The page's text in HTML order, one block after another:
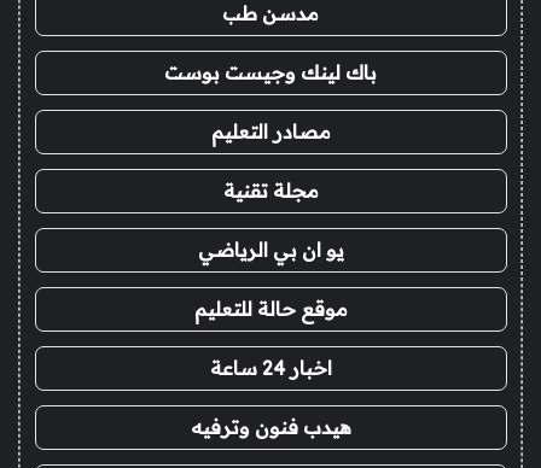
مدسن طب
باك لينك وجيست بوست
مصادر التعليم
مجلة تقنية
يو ان بي الرياضي
موقع حالة للتعليم
اخبار 24 ساعة
هيدب فنون وترفيه